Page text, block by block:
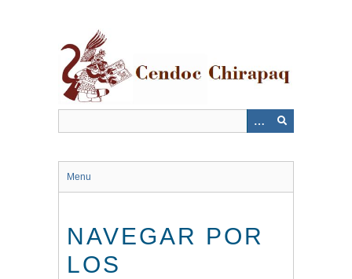
Menu
NAVEGAR POR
LOS